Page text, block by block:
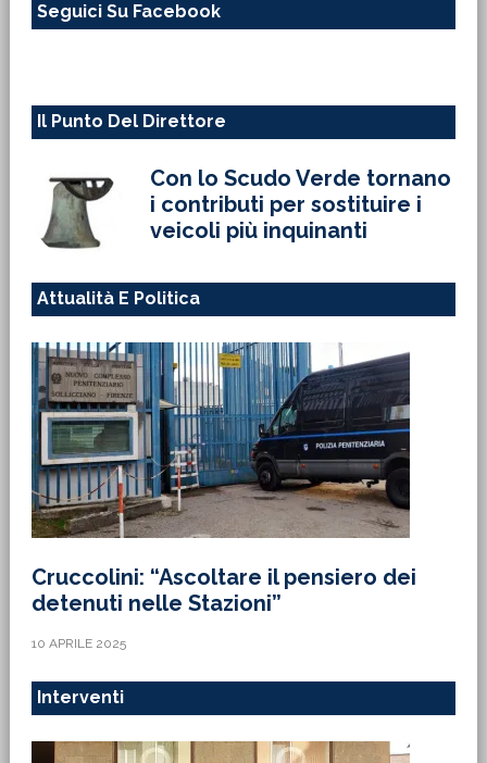
sito
Seguici Su Facebook
Il Punto Del Direttore
Con lo Scudo Verde tornano
i contributi per sostituire i
veicoli più inquinanti
Attualità E Politica
Cruccolini: “Ascoltare il pensiero dei
detenuti nelle Stazioni”
10 APRILE 2025
Interventi